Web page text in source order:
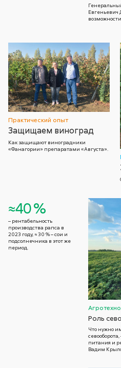
Евгеньевич
Практический опыт
Защищаем виноград
Как защищают виноградники
«Фанагории» препаратами «Августа».
≈40 %
– рентабельность
производства рапса в
2023 году, ≈ 30 % – сои и
подсолнечника в этот же
период.
Роль
Что нужно
питания и
Вадим